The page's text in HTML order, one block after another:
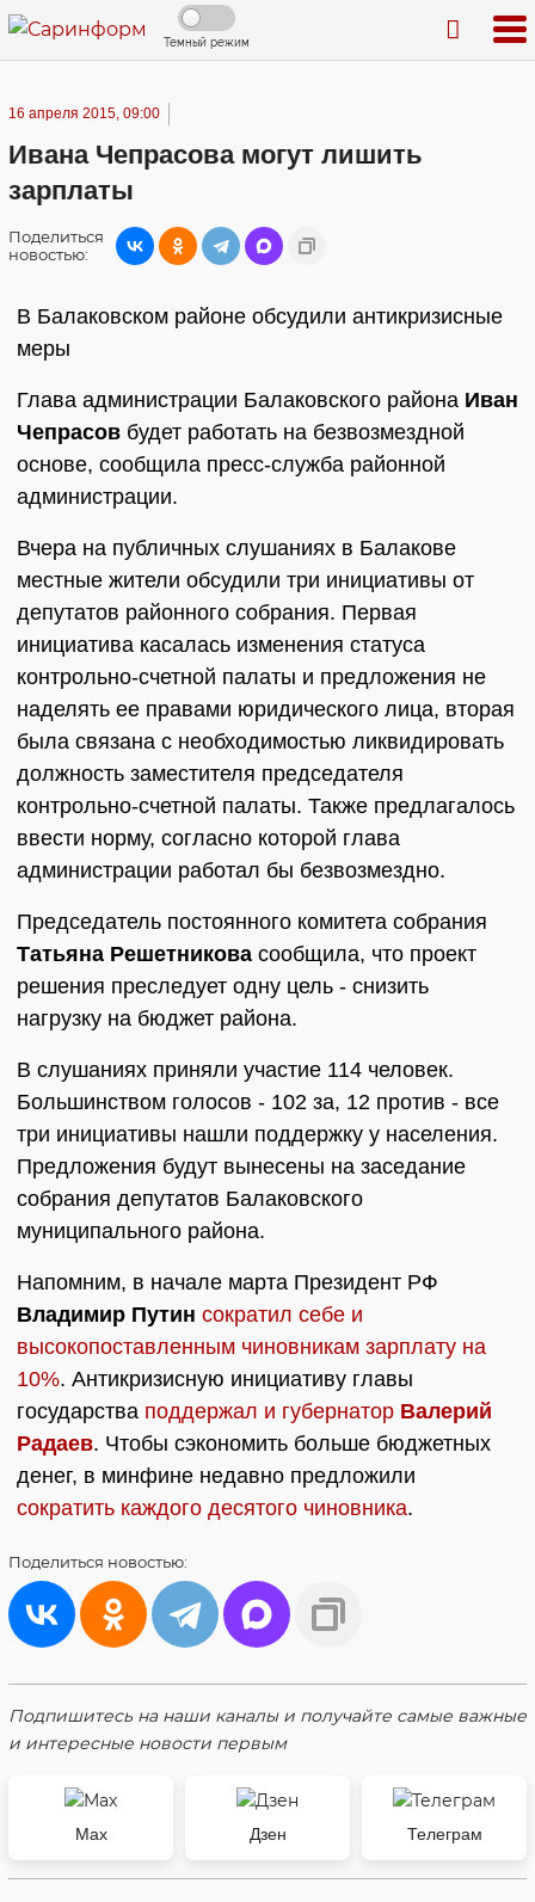
Темный режим
16 апреля 2015, 09:00
Ивана Чепрасова могут лишить
зарплаты
Поделиться
новостью:
В Балаковском районе обсудили антикризисные
меры
Глава администрации Балаковского района Иван
Чепрасов будет работать на безвозмездной
основе, сообщила пресс-служба районной
администрации.
Вчера на публичных слушаниях в Балакове
местные жители обсудили три инициативы от
депутатов районного собрания. Первая
инициатива касалась изменения статуса
контрольно-счетной палаты и предложения не
наделять ее правами юридического лица, вторая
была связана с необходимостью ликвидировать
должность заместителя председателя
контрольно-счетной палаты. Также предлагалось
ввести норму, согласно которой глава
администрации работал бы безвозмездно.
Председатель постоянного комитета собрания
Татьяна Решетникова сообщила, что проект
решения преследует одну цель - снизить
нагрузку на бюджет района.
В слушаниях приняли участие 114 человек.
Большинством голосов - 102 за, 12 против - все
три инициативы нашли поддержку у населения.
Предложения будут вынесены на заседание
собрания депутатов Балаковского
муниципального района.
Напомним, в начале марта Президент РФ
Владимир Путин сократил себе и
высокопоставленным чиновникам зарплату на
10%. Антикризисную инициативу главы
государства поддержал и губернатор Валерий
Радаев. Чтобы сэкономить больше бюджетных
денег, в минфине недавно предложили
сократить каждого десятого чиновника.
Поделиться новостью:
Подпишитесь на наши каналы и получайте самые важные
и интересные новости первым
Max Дзен Телеграм